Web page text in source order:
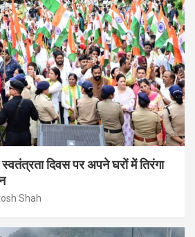
दिवस पर अपने घरों में तिरंगा
Shah